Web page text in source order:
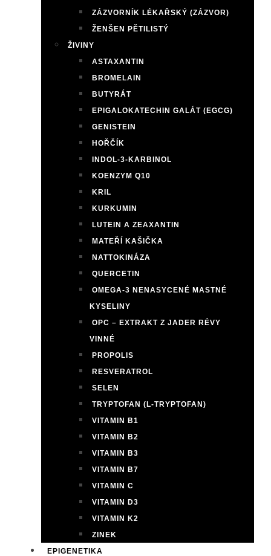
ZÁZVORNÍK LÉKAŘSKÝ (ZÁZVOR)
ŽENŠEN PĚTILISTÝ
ŽIVINY
ASTAXANTIN
BROMELAIN
BUTYRÁT
EPIGALOKATECHIN GALÁT (EGCG)
GENISTEIN
HOŘČÍK
INDOL-3-KARBINOL
KOENZYM Q10
KRIL
KURKUMIN
LUTEIN A ZEAXANTIN
MATEŘÍ KAŠIČKA
NATTOKINÁZA
QUERCETIN
OMEGA-3 NENASYCENÉ MASTNÉ
KYSELINY
OPC – EXTRAKT Z JADER RÉVY
VINNÉ
PROPOLIS
RESVERATROL
SELEN
TRYPTOFAN (L-TRYPTOFAN)
VITAMIN B1
VITAMIN B2
VITAMIN B3
VITAMIN B7
VITAMIN C
VITAMIN D3
VITAMIN K2
ZINEK
EPIGENETIKA